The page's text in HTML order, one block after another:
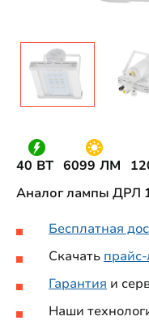
40 ВТ 6099 ЛМ
Аналог лампы ДРЛ
Бесплатная
Скачать
Гарантия и
Наши